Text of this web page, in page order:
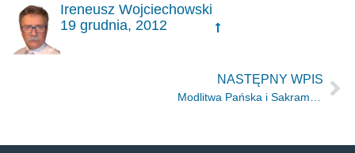
Ireneusz Wojciechowski
19 grudnia, 2012
NASTĘPNY WPIS